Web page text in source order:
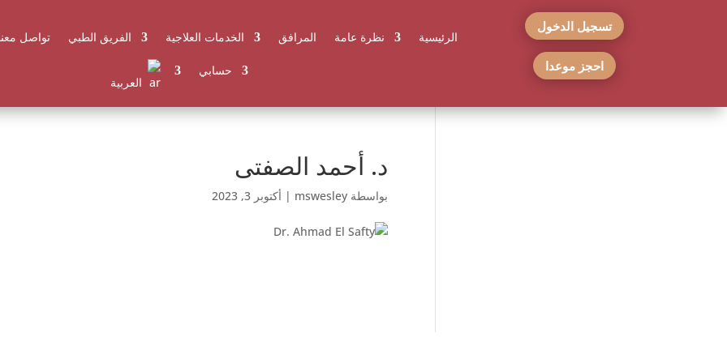
الرئيسية نظرة عامة المرافق الخدمات العلاجية الفريق الطبي تواصل
حسابي
العربية
تسجيل الدخول
احجز موعدا
د. أحمد الصفتى
بواسطة mswesley
| أكتوبر 3, 2023